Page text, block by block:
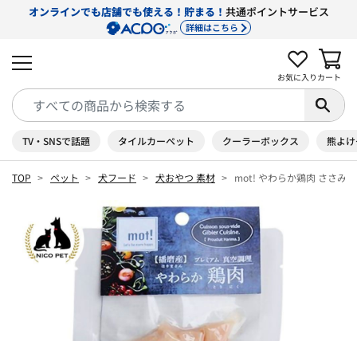
オンラインでも店舗でも使える！貯まる！ 共通ポイントサービス
詳細はこちら
お気に入り カート
TV・SNSで話題 タイルカーペット クーラーボックス 熊よ
TOP ペット 犬フード 犬おやつ 素材 mot! やわらか鶏肉 ささみ